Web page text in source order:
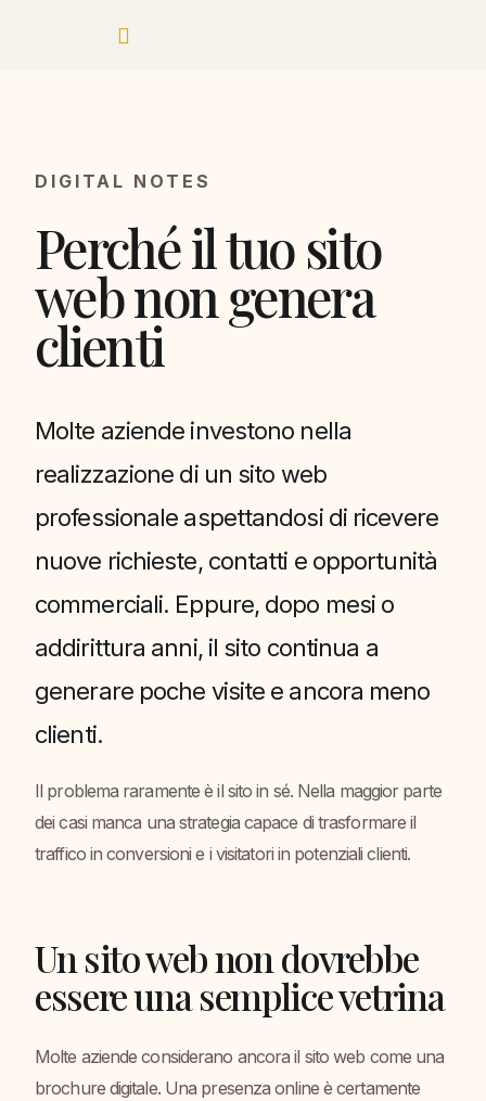
DIGITAL NOTES
Perché il tuo sito
web non genera
clienti
Molte aziende investono nella
realizzazione di un sito web
professionale aspettandosi di ricevere
nuove richieste, contatti e opportunità
commerciali. Eppure, dopo mesi o
addirittura anni, il sito continua a
generare poche visite e ancora meno
clienti.
Il problema raramente è il sito in sé. Nella maggior parte
dei casi manca una strategia capace di trasformare il
traffico in conversioni e i visitatori in potenziali clienti.
Un sito web non dovrebbe
essere una semplice vetrina
Molte aziende considerano ancora il sito web come una
brochure digitale. Una presenza online è certamente